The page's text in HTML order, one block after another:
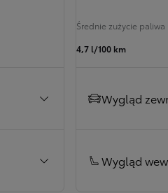
Średnie zużycie paliwa
4,7 l/100 km
Wygląd
Wygląd